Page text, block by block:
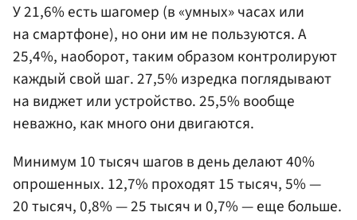
У 21,6% есть шагомер (в «умных» часах или
на смартфоне), но они им не пользуются. А
25,4%, наоборот, таким образом контролируют
каждый свой шаг. 27,5% изредка поглядывают
на виджет или устройство. 25,5% вообще
неважно, как много они двигаются.
Минимум 10 тысяч шагов в день делают 40%
опрошенных. 12,7% проходят 15 тысяч, 5% —
20 тысяч, 0,8% — 25 тысяч и 0,7% — еще больше.